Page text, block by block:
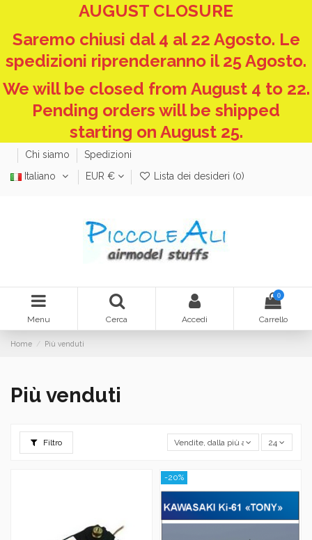
AUGUST CLOSURE
Saremo chiusi dal 4 al 22 Agosto. Le
spedizioni riprenderanno il 25 Agosto.
We will be closed from August 4 to 22.
Pending orders will be shipped
starting on August 25.
Chi siamo
Spedizioni
Italiano
EUR € Lista dei desideri (0)
Menu Cerca Accedi
0
Carrello
Home Più venduti
Più venduti
Filtro Vendite, dalla più alta alla più bassa
24
-20%